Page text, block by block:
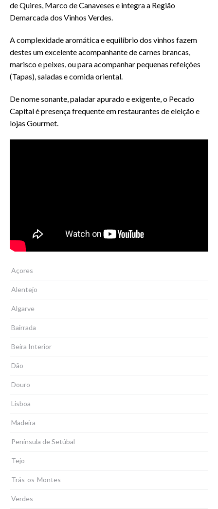
de Quires, Marco de Canaveses e integra a Região
Demarcada dos Vinhos Verdes.
A complexidade aromática e equilíbrio dos vinhos fazem
destes um excelente acompanhante de carnes brancas,
marisco e peixes, ou para acompanhar pequenas refeições
(Tapas), saladas e comida oriental.
De nome sonante, paladar apurado e exigente, o Pecado
Capital é presença frequente em restaurantes de eleição e
lojas Gourmet.
Açores
Alentejo
Algarve
Bairrada
Beira Interior
Dão
Douro
Lisboa
Madeira
Península de Setúbal
Tejo
Trás-os-Montes
Verdes